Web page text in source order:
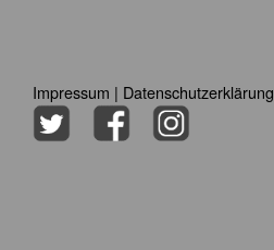
Impressum | Datenschutzerklärung